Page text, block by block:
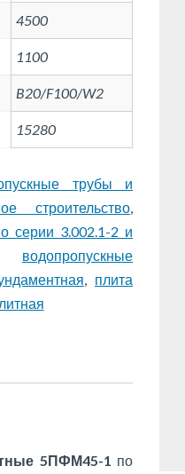
4500
1100
B20/F100/W2
15280
трубы и
строительство,
серии 3.002.1-2 и
водопропускные
, плита
5ПФМ45-1 по